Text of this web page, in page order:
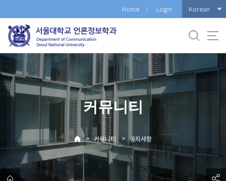
로
메
Home Login Korean
커뮤니티
> 커뮤니티 > 공지사항